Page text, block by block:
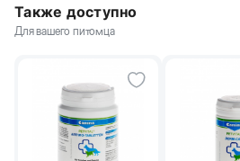
Также доступно
Для вашего питомца